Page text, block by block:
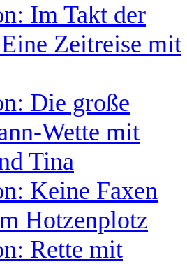
Im Takt der
Zeitreise mit
Die große
Wette mit
Tina
Keine Faxen
Hotzenplotz
Rette mit